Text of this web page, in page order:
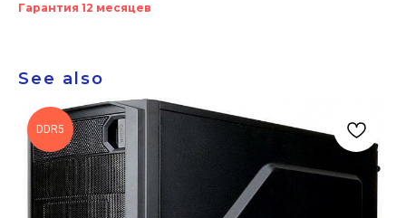
Гарантия 12 месяцев
See also
DDR5